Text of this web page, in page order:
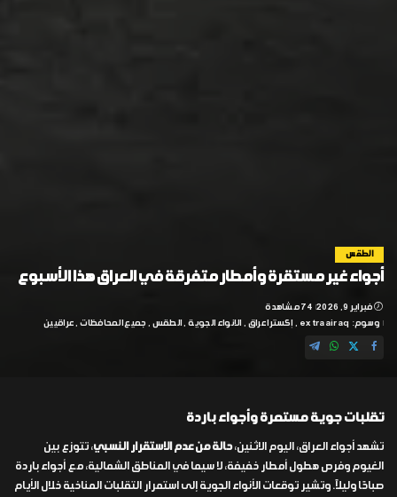
الطقس
أجواء غير مستقرة وأمطار متفرقة في العراق هذا الأسبوع
فبراير 9, 2026
74 مشاهدة
وسوم: extraairaq إكسترا عراق الانواء الجوية الطقس جميع المحافظات عراقيين
تقلبات جوية مستمرة وأجواء باردة
تشهد أجواء العراق، اليوم الاثنين،حالة من عدم الاستقرار النسبي، تتوزع بين
الغيوم وفرص هطول أمطار خفيفة، لا سيما في المناطق الشمالية، مع أجواء باردة
صباحًا وليلاً. وتشير توقعات الأنواء الجوية إلى استمرار التقلبات المناخية خلال الأيام